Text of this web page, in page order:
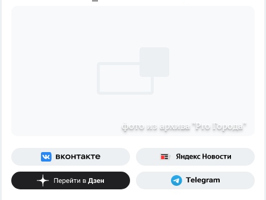
фото из архива "Pro Города"